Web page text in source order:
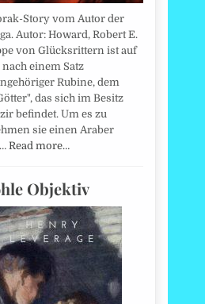
Story vom Autor der
Autor: Howard, Robert E.
von Glücksrittern ist auf
nach einem Satz
Rubine, dem
das sich im Besitz
befindet. Um es zu
sie einen Araber
Read more…
Objektiv